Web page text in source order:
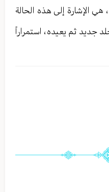
الإشارة إلى هذه الحالة
جديد ثم يعيده ، استمراراً